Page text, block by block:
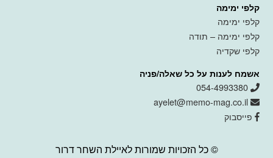
קלפי ימימה
קלפי ימימה
קלפי ימימה – תודה
קלפי שקדיה
אשמח לענות על כל שאלה/פניה
054-4993380
ayelet@memo-mag.co.il
פייסבוק
© כל הזכויות שמורות לאיילת השחר דרור